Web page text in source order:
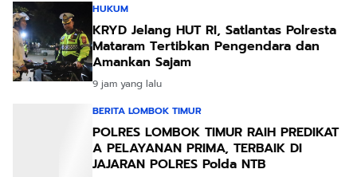
HUKUM
KRYD Jelang HUT RI, Satlantas Polresta
Mataram Tertibkan Pengendara dan
Amankan Sajam
9 jam yang lalu
BERITA LOMBOK TIMUR
POLRES LOMBOK TIMUR RAIH PREDIKAT
A PELAYANAN PRIMA, TERBAIK DI
JAJARAN POLRES Polda NTB